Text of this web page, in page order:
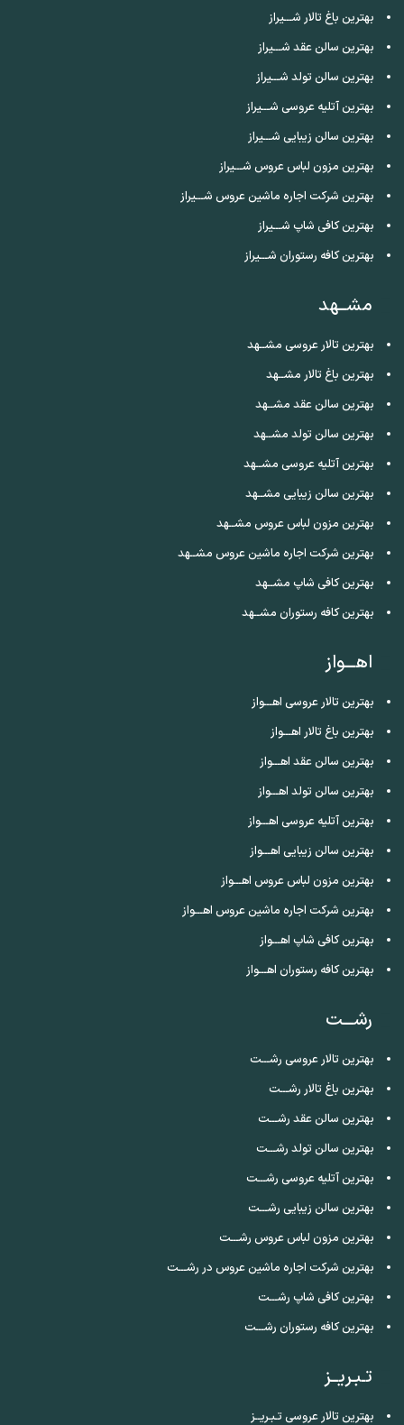
بهترین باغ تالار شـــیراز
بهترین سالن عقد شـــیراز
بهترین سالن تولد شـــیراز
بهترین آتلیه عروسی شـــیراز
بهترین سالن زیبایی شـــیراز
بهترین مزون لباس عروس شـــیراز
بهترین شرکت اجاره ماشین عروس شـــیراز
بهترین کافی شاپ شـــیراز
بهترین کافه رستوران شـــیراز
مشــهد
بهترین تالار عروسی مشــهد
بهترین باغ تالار مشــهد
بهترین سالن عقد مشــهد
بهترین سالن تولد مشــهد
بهترین آتلیه عروسی مشــهد
بهترین سالن زیبایی مشــهد
بهترین مزون لباس عروس مشــهد
بهترین شرکت اجاره ماشین عروس مشــهد
بهترین کافی شاپ مشــهد
بهترین کافه رستوران مشــهد
اهـــواز
بهترین تالار عروسی اهـــواز
بهترین باغ تالار اهـــواز
بهترین سالن عقد اهـــواز
بهترین سالن تولد اهـــواز
بهترین آتلیه عروسی اهـــواز
بهترین سالن زیبایی اهـــواز
بهترین مزون لباس عروس اهـــواز
بهترین شرکت اجاره ماشین عروس اهـــواز
بهترین کافی شاپ اهـــواز
بهترین کافه رستوران اهـــواز
رشـــت
بهترین تالار عروسی رشـــت
بهترین باغ تالار رشـــت
بهترین سالن عقد رشـــت
بهترین سالن تولد رشـــت
بهترین آتلیه عروسی رشـــت
بهترین سالن زیبایی رشـــت
بهترین مزون لباس عروس رشـــت
بهترین شرکت اجاره ماشین عروس در رشـــت
بهترین کافی شاپ رشـــت
بهترین کافه رستوران رشـــت
تـبـریــز
بهترین تالار عروسی تـبـریــز